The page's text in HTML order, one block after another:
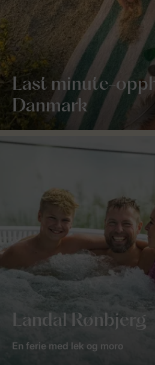
Last minute-
Danmark
Landal Rønbjerg
En ferie med lek og moro